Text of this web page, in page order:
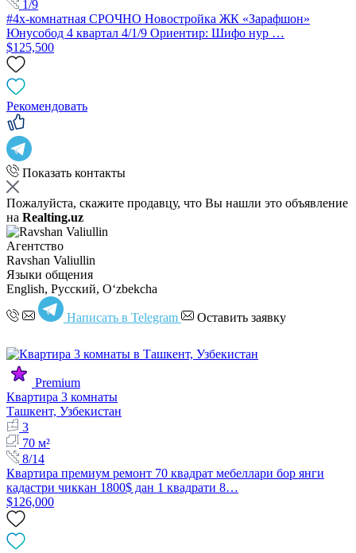
1/9
#4х-комнатная СРОЧНО Новостройка ЖК «Зарафшон»
Юнусобод 4 квартал 4/1/9 Ориентир: Шифо нур …
$125,500
Рекомендовать
Показать контакты
Пожалуйста, скажите продавцу, что Вы нашли это объявление
на Realting.uz
Агентство
Ravshan Valiullin
Языки общения
English, Русский, Oʻzbekcha
Написать в Telegram Оставить заявку
Premium
Квартира 3 комнаты
Ташкент, Узбекистан
3
70 м²
8/14
Квартира премиум ремонт 70 квадрат мебеллари бор янги
кадастри чиккан 1800$ дан 1 квадрати 8…
$126,000